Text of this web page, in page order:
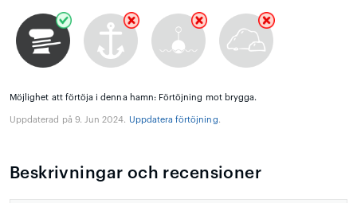
Möjlighet att förtöja i denna hamn: Förtöjning mot brygga.
Uppdaterad på 9. Jun 2024. Uppdatera förtöjning.
Beskrivningar och recensioner